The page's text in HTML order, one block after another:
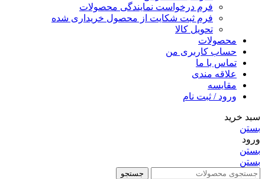
فرم درخواست نمایندگی محصولات
فرم ثبت شکایت از محصول خریداری شده
تحویل کالا
محصولات
حساب کاربری من
تماس با ما
علاقه مندی
مقایسه
ورود / ثبت نام
سبد خرید
بستن
ورود
بستن
بستن
جستجو